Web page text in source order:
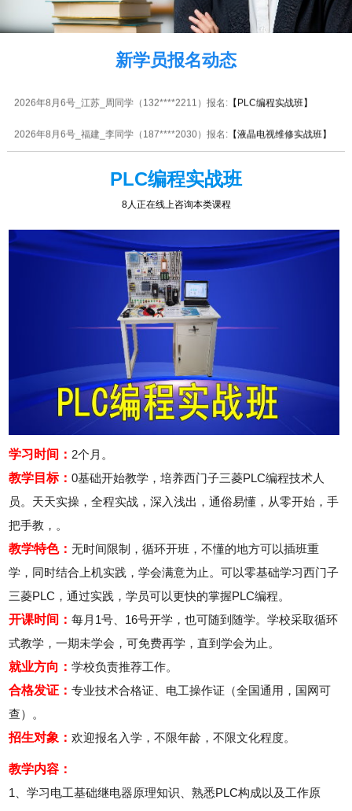
新学员报名动态
2026年8月6号_江苏_吴同学（131****4662）报名: 【家电维修全能实战班】
2026年8月6号_福建_胡同学（132****5145）报名:【手机维修高级实战班】
2026年8月6号_安徽_代同学（135****6740）报名:【企业委培焊工特训班】
2026年8月6号黑龙江江同学（136****0675）报名:【电工中级实战班】
2026年8月6号_重庆_张同学（135****1253）报名:
PLC编程实战班
8人正在线上咨询本类课程
学习时间： 2个月。
教学目标：0基础开始教学，培养西门子三菱PLC编程技术人
员。天天实操，全程实战，深入浅出，通俗易懂，从零开始，手
把手教，。
教学特色：无时间限制，循环开班，不懂的地方可以插班重
学，同时结合上机实践，学会满意为止。可以零基础学习西门子
三菱PLC，通过实践，学员可以更快的掌握PLC编程。
开课时间：每月1号、16号开学，也可随到随学。学校采取循环
式教学，一期未学会，可免费再学，直到学会为止。
就业方向：学校负责推荐工作。
合格发证：专业技术合格证、电工操作证（全国通用，国网可
查）。
招生对象：欢迎报名入学，不限年龄，不限文化程度。
教学内容：
1、学习电工基础继电器原理知识、熟悉PLC构成以及工作原